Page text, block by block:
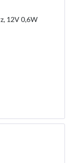
12V 0,6W